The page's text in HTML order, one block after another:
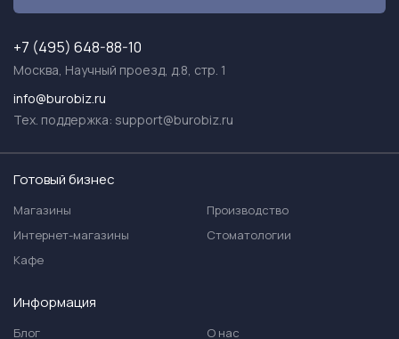
+7 (495) 648-88-10
Москва, Научный проезд, д.8, стр. 1
info@burobiz.ru
Тех. поддержка: support@burobiz.ru
Готовый бизнес
Магазины
Интернет-магазины
Кафе
Производство
Стоматологии
Информация
Блог О нас